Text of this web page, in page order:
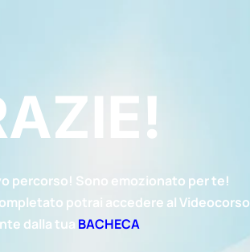
percorso! Sono emozionato per te!
potrai accedere al Videocorso
dalla tua BACHECA